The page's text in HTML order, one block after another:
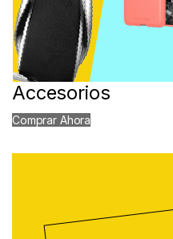
Accesorios
Comprar Ahora